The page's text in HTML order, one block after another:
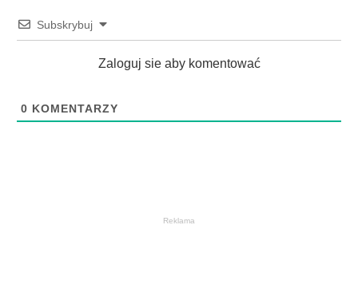
Subskrybuj
Zaloguj sie aby komentować
0 KOMENTARZY
Reklama